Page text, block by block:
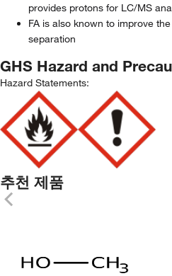
provides protons for LC/MS
FA is also known to improve
separation
GHS Hazard and
Hazard Statements:
추천 제품